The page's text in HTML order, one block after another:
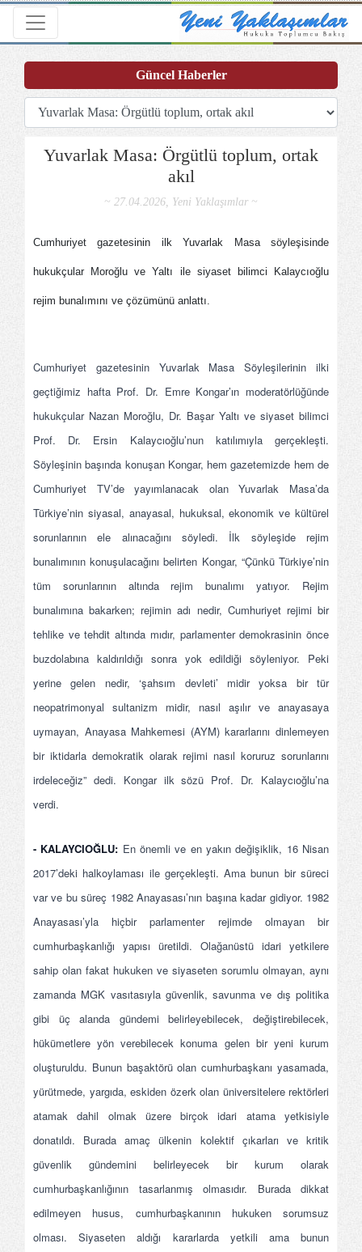
Toggle navigation
Yuvarlak Masa: Örgütlü toplum, ortak
akıl
~ 27.04.2026, Yeni Yaklaşımlar ~
Cumhuriyet gazetesinin ilk Yuvarlak Masa söyleşisinde
hukukçular Moroğlu ve Yaltı ile siyaset bilimci Kalaycıoğlu
rejim bunalımını ve çözümünü anlattı.
Cumhuriyet gazetesinin Yuvarlak Masa Söyleşilerinin ilki
geçtiğimiz hafta Prof. Dr. Emre Kongar’ın moderatörlüğünde
hukukçular Nazan Moroğlu, Dr. Başar Yaltı ve siyaset bilimci
Prof. Dr. Ersin Kalaycıoğlu’nun katılımıyla gerçekleşti.
Söyleşinin başında konuşan Kongar, hem gazetemizde hem de
Cumhuriyet TV’de yayımlanacak olan Yuvarlak Masa’da
Türkiye’nin siyasal, anayasal, hukuksal, ekonomik ve kültürel
sorunlarının ele alınacağını söyledi. İlk söyleşide rejim
bunalımının konuşulacağını belirten Kongar, “Çünkü Türkiye’nin
tüm sorunlarının altında rejim bunalımı yatıyor. Rejim
bunalımına bakarken; rejimin adı nedir, Cumhuriyet rejimi bir
tehlike ve tehdit altında mıdır, parlamenter demokrasinin önce
buzdolabına kaldırıldığı sonra yok edildiği söyleniyor. Peki
yerine gelen nedir, ‘şahsım devleti’ midir yoksa bir tür
neopatrimonyal sultanizm midir, nasıl aşılır ve anayasaya
uymayan, Anayasa Mahkemesi (AYM) kararlarını dinlemeyen
bir iktidarla demokratik olarak rejimi nasıl koruruz sorunlarını
irdeleceğiz” dedi. Kongar ilk sözü Prof. Dr. Kalaycıoğlu’na
verdi.
- KALAYCIOĞLU: En önemli ve en yakın değişiklik, 16 Nisan
2017’deki halkoylaması ile gerçekleşti. Ama bunun bir süreci
var ve bu süreç 1982 Anayasası’nın başına kadar gidiyor. 1982
Anayasası’yla hiçbir parlamenter rejimde olmayan bir
cumhurbaşkanlığı yapısı üretildi. Olağanüstü idari yetkilere
sahip olan fakat hukuken ve siyaseten sorumlu olmayan, aynı
zamanda MGK vasıtasıyla güvenlik, savunma ve dış politika
gibi üç alanda gündemi belirleyebilecek, değiştirebilecek,
hükümetlere yön verebilecek konuma gelen bir yeni kurum
oluşturuldu. Bunun başaktörü olan cumhurbaşkanı yasamada,
yürütmede, yargıda, eskiden özerk olan üniversitelere rektörleri
atamak dahil olmak üzere birçok idari atama yetkisiyle
donatıldı. Burada amaç ülkenin kolektif çıkarları ve kritik
güvenlik gündemini belirleyecek bir kurum olarak
cumhurbaşkanlığının tasarlanmış olmasıdır. Burada dikkat
edilmeyen husus, cumhurbaşkanının hukuken sorumsuz
olması. Siyaseten aldığı kararlarda yetkili ama bunun
Güncel Haberler